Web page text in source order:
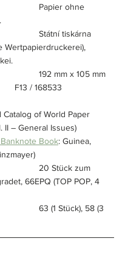
Wertpapierdruckerei),
Format:			192 mm x 105 mm
Nummerierung:	F13 / 168533
Catalog of World Paper
II – General Issues)
Book: Guinea,
66EPQ (TOP POP, 4